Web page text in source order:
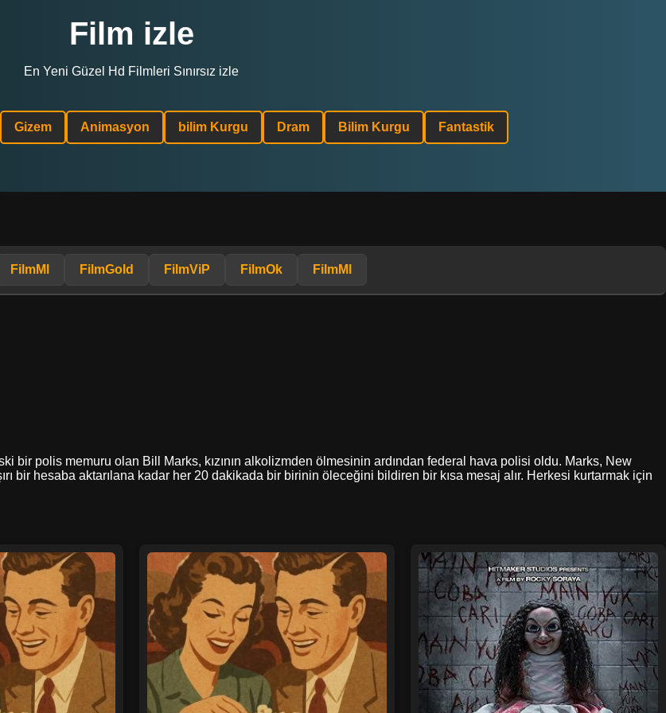
Film izle
En Yeni Güzel Hd Filmleri Sınırsız izle
Gizem Animasyon bilim Kurgu Dram Bilim Kurgu Fantastik
FilmMl FilmGold FilmViP FilmOk FilmMl
bir polis memuru olan Bill Marks, kızının alkolizmden ölmesinin ardından federal hava polisi oldu. Marks, New
bir hesaba aktarılana kadar her 20 dakikada bir birinin öleceğini bildiren bir kısa mesaj alır. Herkesi kurtarmak için